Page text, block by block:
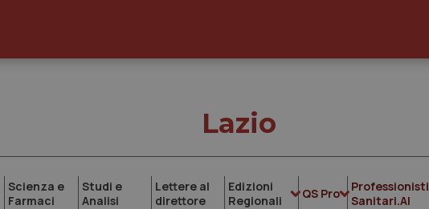
Lazio
Scienza e
Farmaci
Studi e
Analisi
Lettere al
direttore
Edizioni
Regionali
QS Pro
Professionisti
Sanitari.AI